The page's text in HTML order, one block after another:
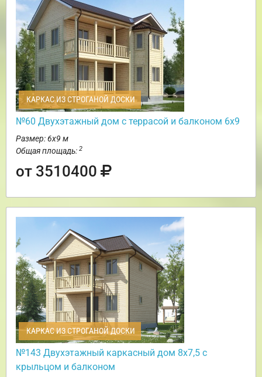
КАРКАС ИЗ СТРОГАНОЙ ДОСКИ
№60 Двухэтажный дом с террасой и балконом 6х9
Размер: 6х9 м
Общая площадь: 2
от 3510400
КАРКАС ИЗ СТРОГАНОЙ ДОСКИ
№143 Двухэтажный каркасный дом 8х7,5 с
крыльцом и балконом